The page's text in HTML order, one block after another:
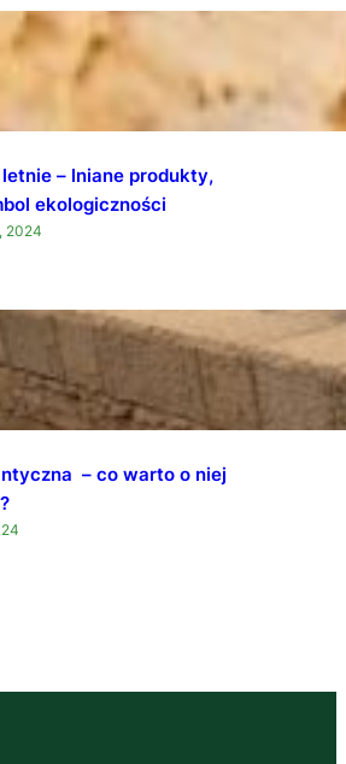
– lniane produkty,
ekologiczności
2024
– co warto o niej